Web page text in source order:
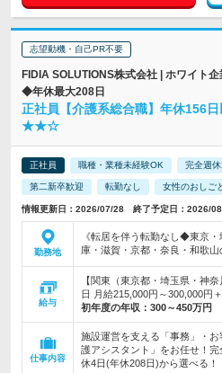
志望動機・自己PR不要
FIDIA SOLUTIONS株式会社 | ホワイト
◆年休最大208日
正社員【介護系総合職】年休156
★★☆
正社員 職種・業種未経験OK 完全週休
第二新卒歓迎 転勤なし 女性のおしご
情報更新日：2026/07/28 終了予定日：2026/
勤務地
《転居を伴う転勤なし◆東京
庫・滋賀・京都・奈良・和歌
給与
【関東（東京都・埼玉県・神
日 月給215,000円～300,000円
初年度の年収： 300～450万円
仕事内容
施設運営を支える「事務」・
護アシスタント」をお任せ！
休4日(年休208日)から選べる！